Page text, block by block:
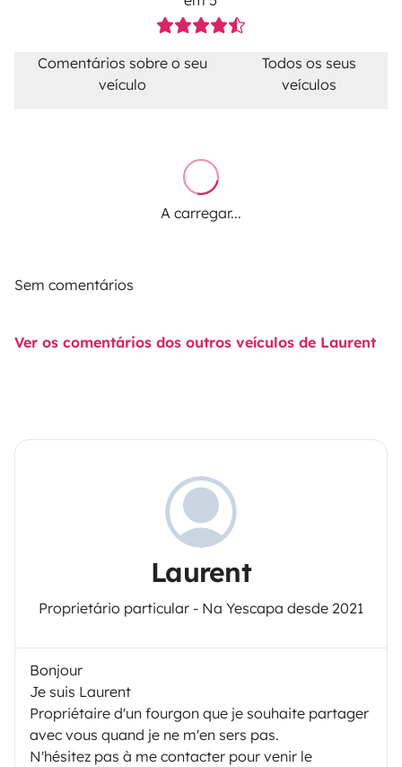
Comentários sobre o seu
veículo
Todos os seus
veículos
A carregar...
Sem comentários
Ver os comentários dos outros veículos de Laurent
Laurent
Proprietário particular - Na Yescapa desde 2021
Bonjour
Je suis Laurent
Propriétaire d'un fourgon que je souhaite partager
avec vous quand je ne m'en sers pas.
N'hésitez pas à me contacter pour venir le